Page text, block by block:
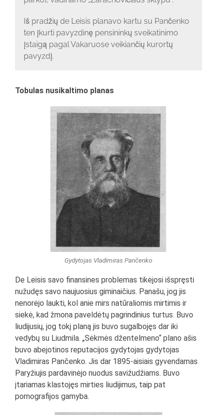
Iš pradžių de Leisis planavo kartu su Pančenko
ten įkurti pavyzdinę pensininkų sveikatinimo
įstaigą pagal Vakaruose veikiančių kurortų
pavyzdį.
Tobulas nusikaltimo planas
Gydytojas Vladimiras Pančenko
De Leisis savo finansines problemas tikėjosi išspręsti
nužudęs savo naujuosius giminaičius. Panašu, jog jis
nenorėjo laukti, kol anie mirs natūraliomis mirtimis ir
siekė, kad žmona paveldėtų pagrindinius turtus. Buvo
liudijusių, jog tokį planą jis buvo sugalbojęs dar iki
vedybų su Liudmila. „Sėkmės džentelmeno“ plano ašis
buvo abejotinos reputacijos gydytojas gydytojas
Vladimiras Pančenko. Jis dar 1895-aisiais gyvendamas
Paryžiujis pardavinėjo nuodus savižudžiams. Buvo
įtariamas klastojęs mirties liudijimus, taip pat
pornografijos gamyba.